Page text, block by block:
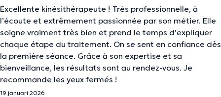
Excellente kinésithérapeute ! Très professionnelle, à
l’écoute et extrêmement passionnée par son métier. Elle
soigne vraiment très bien et prend le temps d’expliquer
chaque étape du traitement. On se sent en confiance dès
la première séance. Grâce à son expertise et sa
bienveillance, les résultats sont au rendez-vous. Je
recommande les yeux fermés !
19 januari 2026